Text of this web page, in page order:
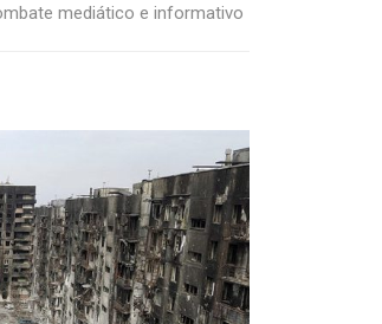
mediático e informativo